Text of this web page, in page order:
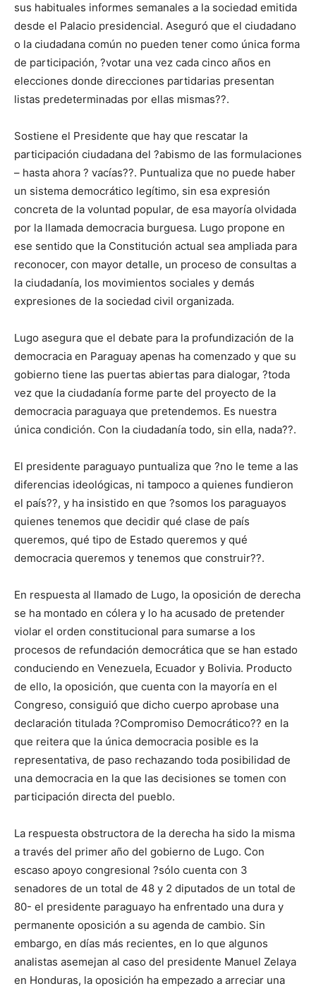
sus habituales informes semanales a la sociedad emitida
desde el Palacio presidencial. Aseguró que el ciudadano
o la ciudadana común no pueden tener como única forma
de participación, ?votar una vez cada cinco años en
elecciones donde direcciones partidarias presentan
listas predeterminadas por ellas mismas??.
Sostiene el Presidente que hay que rescatar la
participación ciudadana del ?abismo de las formulaciones
– hasta ahora ? vacías??. Puntualiza que no puede haber
un sistema democrático legítimo, sin esa expresión
concreta de la voluntad popular, de esa mayoría olvidada
por la llamada democracia burguesa. Lugo propone en
ese sentido que la Constitución actual sea ampliada para
reconocer, con mayor detalle, un proceso de consultas a
la ciudadanía, los movimientos sociales y demás
expresiones de la sociedad civil organizada.
Lugo asegura que el debate para la profundización de la
democracia en Paraguay apenas ha comenzado y que su
gobierno tiene las puertas abiertas para dialogar, ?toda
vez que la ciudadanía forme parte del proyecto de la
democracia paraguaya que pretendemos. Es nuestra
única condición. Con la ciudadanía todo, sin ella, nada??.
El presidente paraguayo puntualiza que ?no le teme a las
diferencias ideológicas, ni tampoco a quienes fundieron
el país??, y ha insistido en que ?somos los paraguayos
quienes tenemos que decidir qué clase de país
queremos, qué tipo de Estado queremos y qué
democracia queremos y tenemos que construir??.
En respuesta al llamado de Lugo, la oposición de derecha
se ha montado en cólera y lo ha acusado de pretender
violar el orden constitucional para sumarse a los
procesos de refundación democrática que se han estado
conduciendo en Venezuela, Ecuador y Bolivia. Producto
de ello, la oposición, que cuenta con la mayoría en el
Congreso, consiguió que dicho cuerpo aprobase una
declaración titulada ?Compromiso Democrático?? en la
que reitera que la única democracia posible es la
representativa, de paso rechazando toda posibilidad de
una democracia en la que las decisiones se tomen con
participación directa del pueblo.
La respuesta obstructora de la derecha ha sido la misma
a través del primer año del gobierno de Lugo. Con
escaso apoyo congresional ?sólo cuenta con 3
senadores de un total de 48 y 2 diputados de un total de
80- el presidente paraguayo ha enfrentado una dura y
permanente oposición a su agenda de cambio. Sin
embargo, en días más recientes, en lo que algunos
analistas asemejan al caso del presidente Manuel Zelaya
en Honduras, la oposición ha empezado a arreciar una